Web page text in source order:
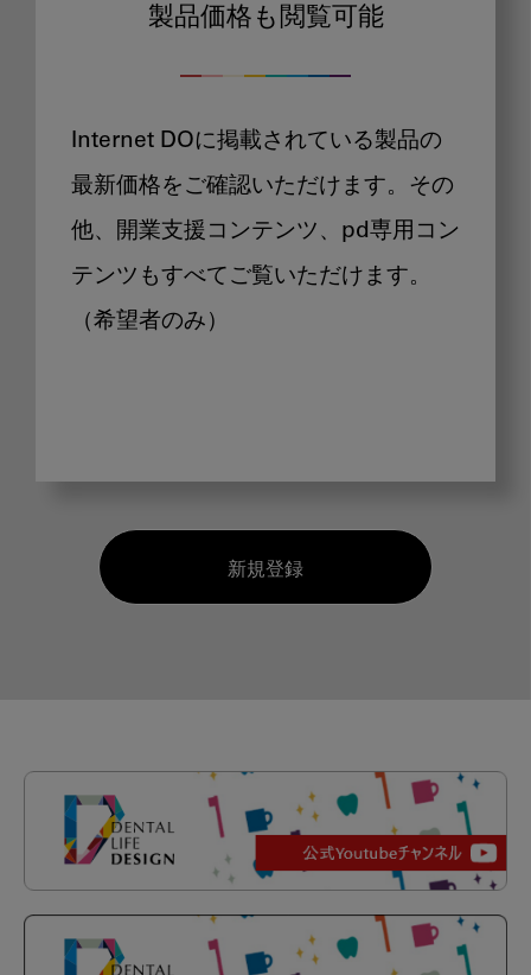
製品価格も閲覧可能
Internet DOに掲載されている製品の
最新価格をご確認いただけます。その
他、開業支援コンテンツ、pd専用コン
テンツもすべてご覧いただけます。
（希望者のみ）
新規登録